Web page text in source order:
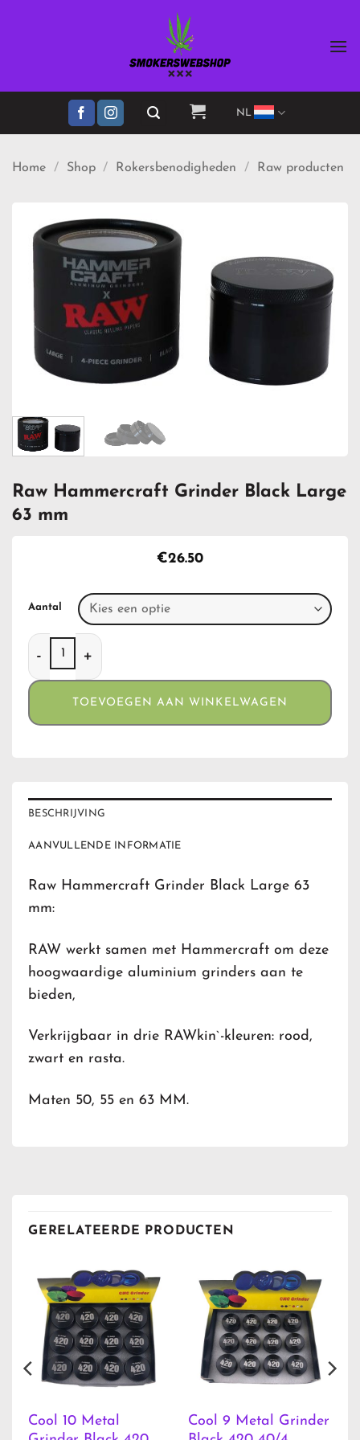
NL
Home / Shop / Rokersbenodigheden / Raw producten
Raw Hammercraft Grinder Black Large
63 mm
€26.50
Aantal
Raw Hammercraft Grinder Black Large 63 mm aantal
TOEVOEGEN AAN WINKELWAGEN
BESCHRIJVING
AANVULLENDE INFORMATIE
Raw Hammercraft Grinder Black Large 63
mm:
RAW werkt samen met Hammercraft om deze
hoogwaardige aluminium grinders aan te
bieden,
Verkrijgbaar in drie RAWkin`-kleuren: rood,
zwart en rasta.
Maten 50, 55 en 63 MM.
GERELATEERDE PRODUCTEN
Cool 10 Metal
Cool 9 Metal Grinder